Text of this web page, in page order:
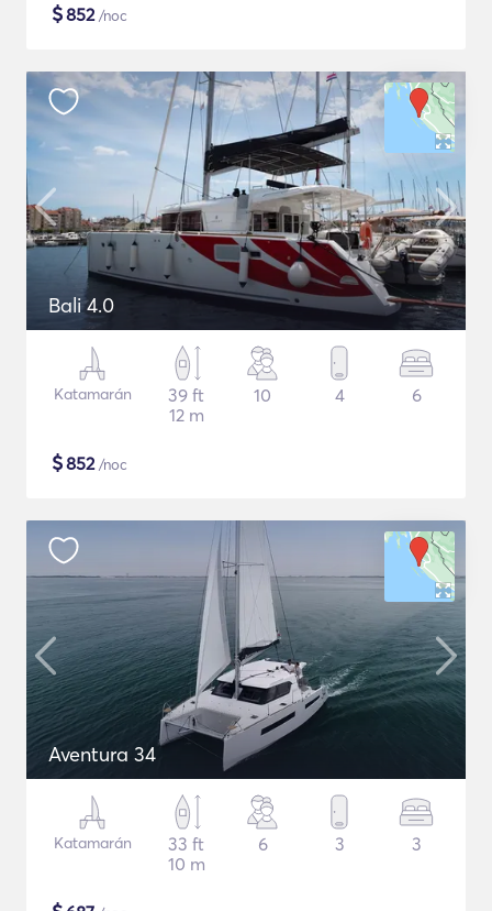
$852/noc
Bali 4.0
Katamarán
39 ft
12 m
10 4 6
$852/noc
Aventura 34
Katamarán
33 ft
10 m
6 3 3